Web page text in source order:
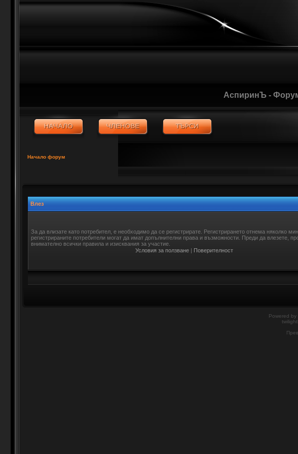
АспиринЪ -
Начало форум
Влез
За да влизате като потребител, е необходимо да се регистрирате. Регистрирането отнема няколко
регистрираните потребители могат да имат допълнителни права и възможности. Преди да влезете,
внимателно всички правила и изисквания за участие.
Условия за ползване | Поверителност
Powered by